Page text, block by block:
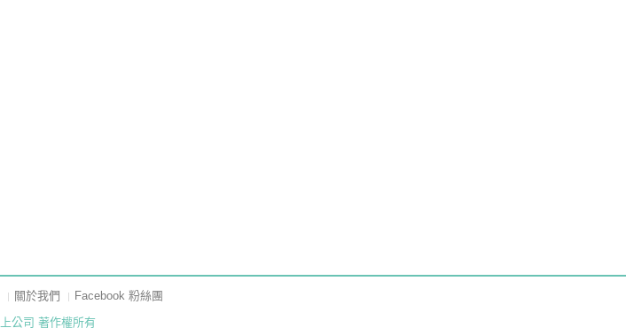
關於我們
Facebook 粉絲團
公司 著作權所有